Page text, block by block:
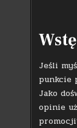
Jeśli
punkcie
Jako
opinie